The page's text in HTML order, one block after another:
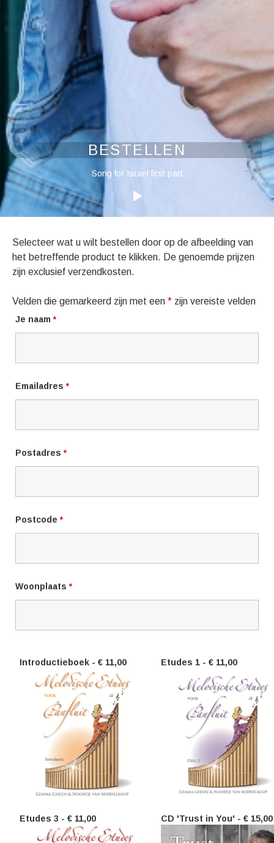
BESTELLEN
Audiospeler
Song for Israel first part
Bestellen
Selecteer wat u wilt bestellen door op de afbeelding van
het betreffende product te klikken. De genoemde prijzen
zijn exclusief verzendkosten.
Velden die gemarkeerd zijn met een * zijn vereiste velden
Je naam *
Emailadres *
Postadres *
Postcode *
Woonplaats *
Introductieboek - € 11,00 Etudes 1 - € 11,00
Etudes 3 - € 11,00 CD 'Trust in You' - € 15,00